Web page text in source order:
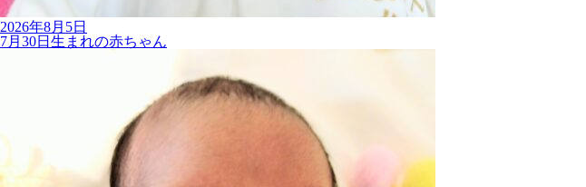
2026年8月5日
7月30日生まれの赤ちゃん